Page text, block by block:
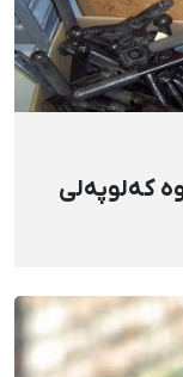
که‌لوپه‌لی